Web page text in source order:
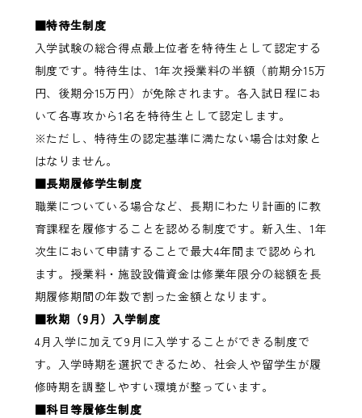
■特待生制度
入学試験の総合得点最上位者を特待生として認定する
制度です。特待生は、1年次授業料の半額（前期分15万
円、後期分15万円）が免除されます。各入試日程にお
いて各専攻から1名を特待生として認定します。
※ただし、特待生の認定基準に満たない場合は対象と
はなりません。
■長期履修学生制度
職業についている場合など、長期にわたり計画的に教
育課程を履修することを認める制度です。新入生、1年
次生において申請することで最大4年間まで認められ
ます。授業料・施設設備資金は修業年限分の総額を長
期履修期間の年数で割った金額となります。
■秋期（9月）入学制度
4月入学に加えて9月に入学することができる制度で
す。入学時期を選択できるため、社会人や留学生が履
修時期を調整しやすい環境が整っています。
■科目等履修生制度